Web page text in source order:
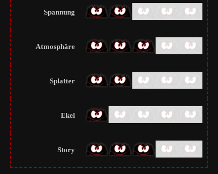
Spannung
Atmosphäre
Splatter
Ekel
Story